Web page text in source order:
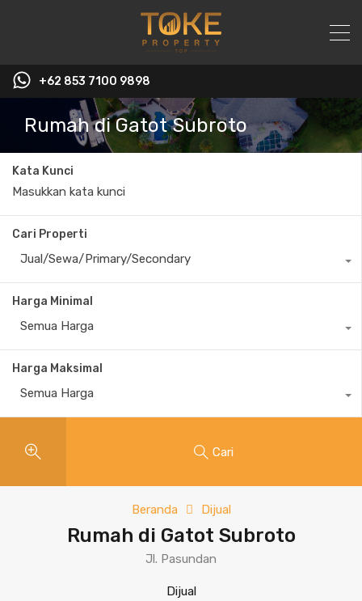
+62 853 7100 9898‬
Rumah di Gatot Subroto
Kata Kunci
Cari Properti
Jual/Sewa/Primary/Secondary
Harga Minimal
Semua Harga
Harga Maksimal
Semua Harga
Cari
Beranda Dijual
Rumah di Gatot Subroto
Jl. Pasundan
Dijual